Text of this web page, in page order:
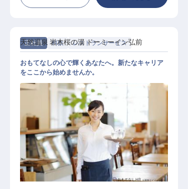
正社員 料飲 レストランサービス
レストランサービス
天然温泉 岩木桜の湯 ドーミーイン弘前
おもてなしの心で輝くあなたへ。新たなキャリア
をここから始めませんか。